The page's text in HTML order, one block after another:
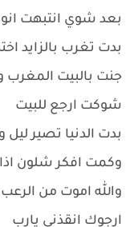
بعد شوي انتبهت
بدت تغرب بالزايد
جنت بالبيت
شوكت ارجع للبيت
بدت الدنيا تصير
وكمت افكر شلون
والله اموت من
ارجوك انقذني يارب